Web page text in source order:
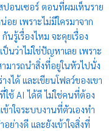
ปอนเซอร์ ตอนที่ผมเห็นราย
ย เพราะไม่มีใครมาจาก
นรู้เรื่องไหม จะคุยเรื่อง
ป็นว่าไม่ใช่ปัญหาเลย เพราะ
มารถนำสิ่งที่อยู่ในหัวไปนั่ง
ได้ และเขียนโฟลว์ของเขา
ใช้ AI ได้ดี ไม่ใช่คนที่ต้อง
ข้าใจระบบงานที่ตัวเองทำ
ย่างดี และยังเข้าใจสิ่งที่